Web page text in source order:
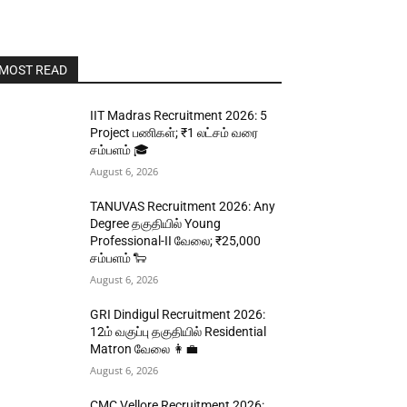
MOST READ
IIT Madras Recruitment 2026: 5
Project பணிகள்; ₹1 லட்சம் வரை
சம்பளம் 🎓
August 6, 2026
TANUVAS Recruitment 2026: Any
Degree தகுதியில் Young
Professional-II வேலை; ₹25,000
சம்பளம் 🐑
August 6, 2026
GRI Dindigul Recruitment 2026:
12ம் வகுப்பு தகுதியில் Residential
Matron வேலை 👩‍💼
August 6, 2026